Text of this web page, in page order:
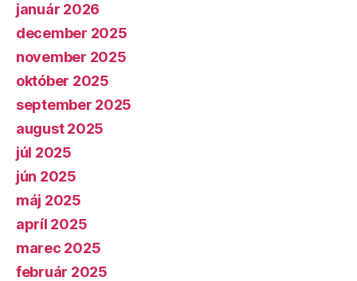
január 2026
december 2025
november 2025
október 2025
september 2025
august 2025
júl 2025
jún 2025
máj 2025
apríl 2025
marec 2025
február 2025